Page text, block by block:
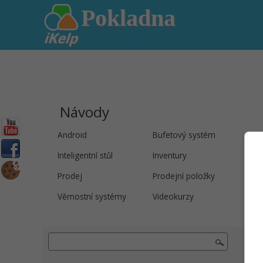
Pokladna
Návody
Android Bufetový systém
Inteligentní stůl
Inventury
Prodej
Prodejní položky
Věrnostní systémy
Videokurzy